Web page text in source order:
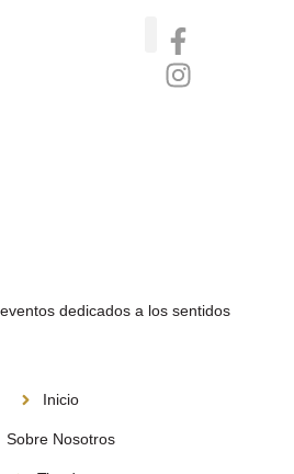
dedicados a los sentidos
Inicio
Sobre Nosotros